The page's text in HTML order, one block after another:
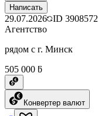
Написать
29.07.2026 ID 3908572
Агентство
рядом с г. Минск
505 000 ƃ
Конвертер валют